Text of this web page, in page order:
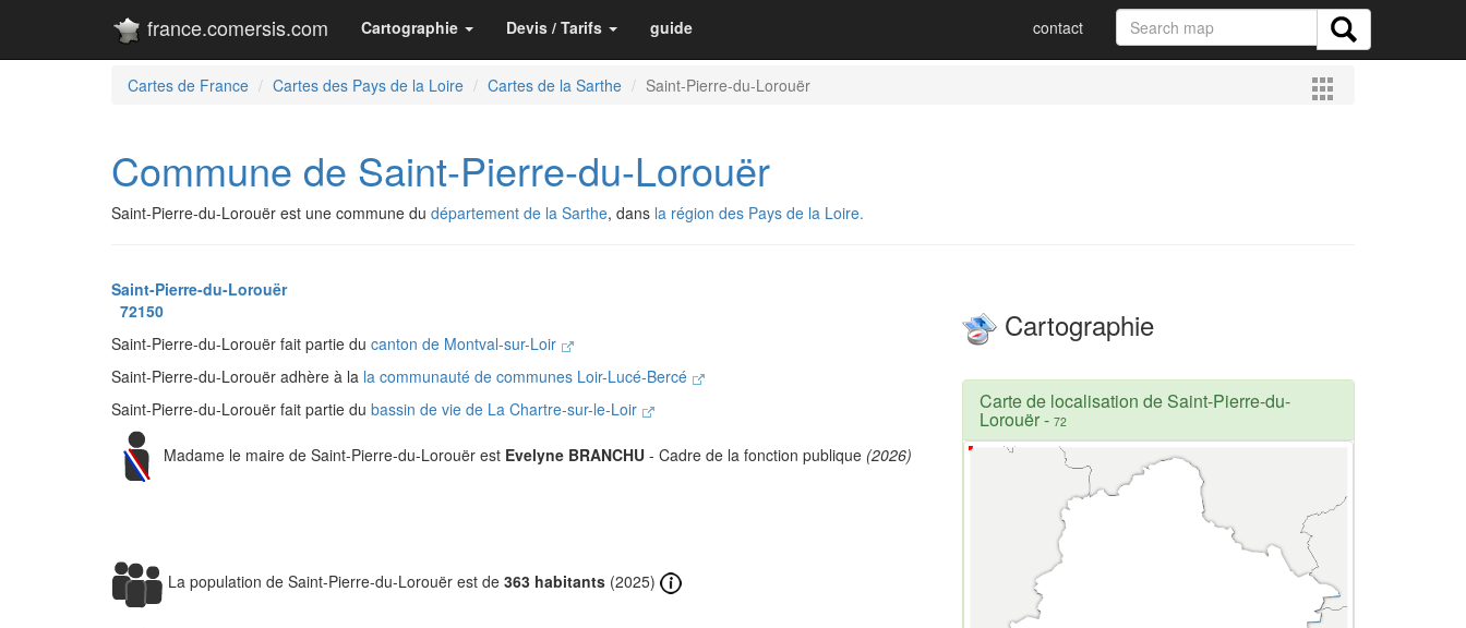
france.comersis.com Cartographie Devis / Tarifs guide contact
Cartes de France Cartes des Pays de la Loire Cartes de la Sarthe Saint-Pierre-du-Lorouër
Commune de Saint-Pierre-du-Lorouër
Saint-Pierre-du-Lorouër est une commune du département de la Sarthe, dans la région des Pays de la Loire.
Saint-Pierre-du-Lorouër
72150
Saint-Pierre-du-Lorouër fait partie du canton de Montval-sur-Loir
Saint-Pierre-du-Lorouër adhère à la la communauté de communes Loir-Lucé-Bercé
Saint-Pierre-du-Lorouër fait partie du bassin de vie de La Chartre-sur-le-Loir
Madame le maire de Saint-Pierre-du-Lorouër est Evelyne BRANCHU - Cadre de la fonction publique (2026)
La population de Saint-Pierre-du-Lorouër est de 363 habitants (2025)
Cartographie
Carte de localisation de Saint-Pierre-du-
Lorouër- 72